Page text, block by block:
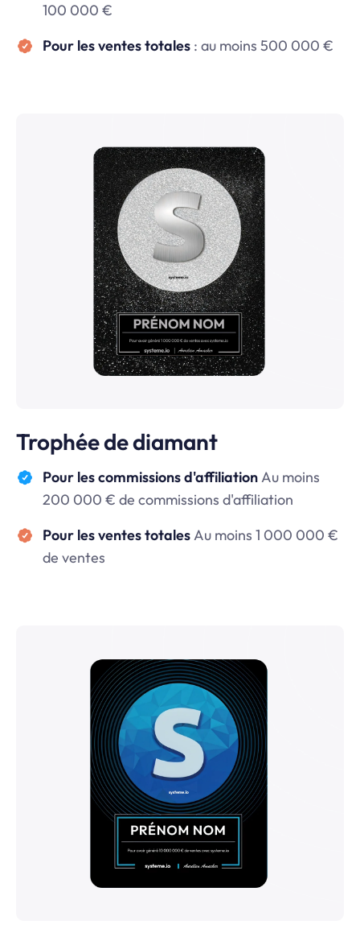
100 000 €
Pour les ventes totales : au moins 500 000 €
Trophée de diamant
Pour les commissions d'affiliationAu moins
200 000 € de commissions d'affiliation
Pour les ventes totalesAu moins 1 000 000 €
de ventes